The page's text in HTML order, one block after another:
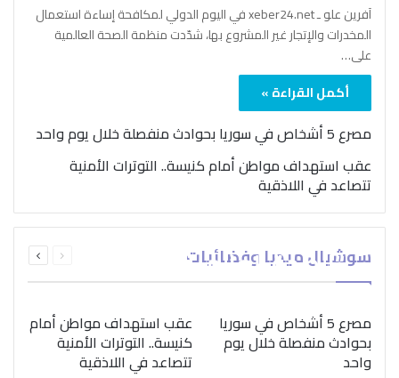
آفرين علو ـ xeber24.net في اليوم الدولي لمكافحة إساءة استعمال
المخدرات والإتجار غير المشروع بها، شدّدت منظمة الصحة العالمية
على…
أكمل القراءة »
مصرع 5 أشخاص في سوريا بحوادث منفصلة خلال يوم واحد
عقب استهداف مواطن أمام كنيسة.. التوترات الأمنية
تتصاعد في اللاذقية
سوشيال ميديا وفضائيات الصفحةالصفحة
بمناسبة اليوم الدولي..
“الصحة العالمية” تؤكد
ضرورة اتباع نهج متكامل
لمواجهة إدمان المخدرات
مصرع 5 أشخاص في سوريا
بحوادث منفصلة خلال يوم
واحد
عقب استهداف مواطن أمام
كنيسة.. التوترات الأمنية
تتصاعد في اللاذقية